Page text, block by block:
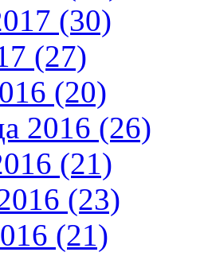
(30)
(27)
(20)
2016 (26)
(21)
(23)
(21)